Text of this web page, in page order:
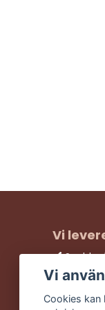
Vi
Snabba
Trygga
Fri frakt
Trevlig
Vi
Cookies kan